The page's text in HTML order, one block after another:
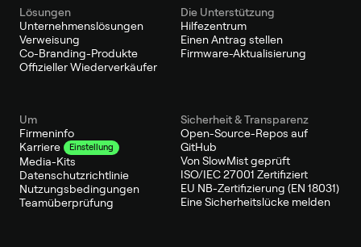
Lösungen
Unternehmenslösungen
Verweisung
Co-Branding-Produkte
Offizieller Wiederverkäufer
Die Unterstützung
Hilfezentrum
Einen Antrag stellen
Firmware-Aktualisierung
Um
Firmeninfo
Karriere
Einstellung
Media-Kits
Datenschutzrichtlinie
Nutzungsbedingungen
Teamüberprüfung
Sicherheit & Transparenz
Open-Source-Repos auf
GitHub
Von SlowMist geprüft
ISO/IEC 27001 Zertifiziert
EU NB-Zertifizierung (EN 18031)
Eine Sicherheitslücke melden